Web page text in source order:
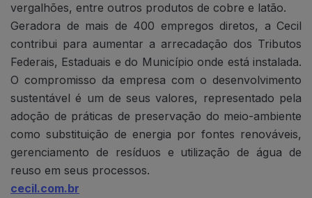
vergalhões, entre outros produtos de cobre e latão.
Geradora de mais de 400 empregos diretos, a Cecil
contribui para aumentar a arrecadação dos Tributos
Federais, Estaduais e do Município onde está instalada.
O compromisso da empresa com o desenvolvimento
sustentável é um de seus valores, representado pela
adoção de práticas de preservação do meio-ambiente
como substituição de energia por fontes renováveis,
gerenciamento de resíduos e utilização de água de
reuso em seus processos.
cecil.com.br